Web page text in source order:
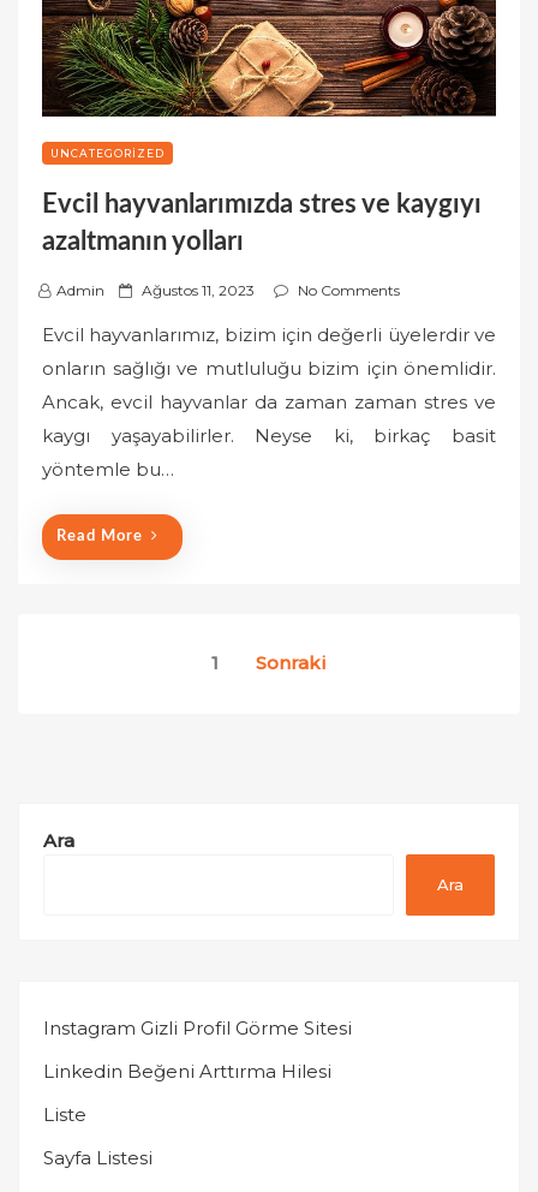
UNCATEGORIZED
Evcil hayvanlarımızda stres ve kaygıyı
azaltmanın yolları
Admin
P
s
t
e
d
o
Ağustos 11, 2023 No Comments
Evcil hayvanlarımız, bizim için değerli üyelerdir ve
onların sağlığı ve mutluluğu bizim için önemlidir.
Ancak, evcil hayvanlar da zaman zaman stres ve
kaygı yaşayabilirler. Neyse ki, birkaç basit
yöntemle bu…
Read More
1 Sonraki
Ara
Ara
Instagram Gizli Profil Görme Sitesi
Linkedin Beğeni Arttırma Hilesi
Liste
Sayfa Listesi